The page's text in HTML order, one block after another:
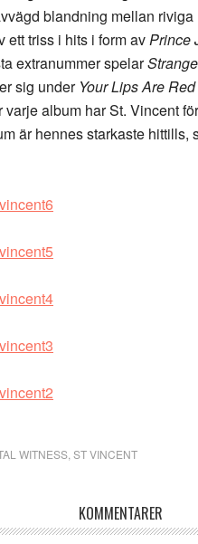
blandning mellan
ett triss i hits i form avPrince
extranummer spelar
sig under Your Lips Are Red
album har St. Vincent
är hennes starkaste
WITNESS ST VINCENT
KOMMENTARER